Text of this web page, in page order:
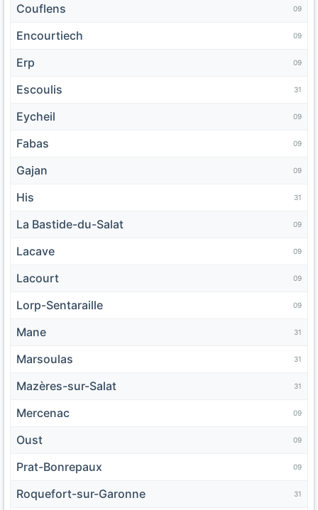
Couflens 09
Encourtiech 09
Erp 09
Escoulis 31
Eycheil 09
Fabas 09
Gajan 09
His 31
La Bastide-du-Salat 09
Lacave 09
Lacourt 09
Lorp-Sentaraille 09
Mane 31
Marsoulas 31
Mazères-sur-Salat 31
Mercenac 09
Oust 09
Prat-Bonrepaux 09
Roquefort-sur-Garonne 31